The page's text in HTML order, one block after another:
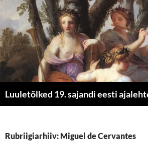
Luuletõlked 19. sajandi eesti
Rubriigiarhiiv: Miguel de Cervantes